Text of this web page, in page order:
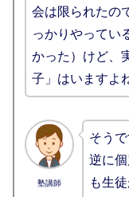
会は限られたの
っかりやってい
かった）けど、
子」はいますよ
塾講師
そうで
逆に
も生